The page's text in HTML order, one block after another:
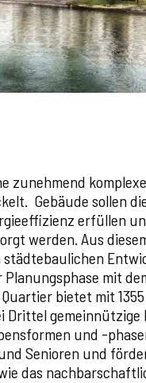
zunehmend
Gebäude sollen
erfüllen
werden. Aus
städtebaulichen
mit
bietet mit
Drittel gemeinnützige
und -
Senioren und
das